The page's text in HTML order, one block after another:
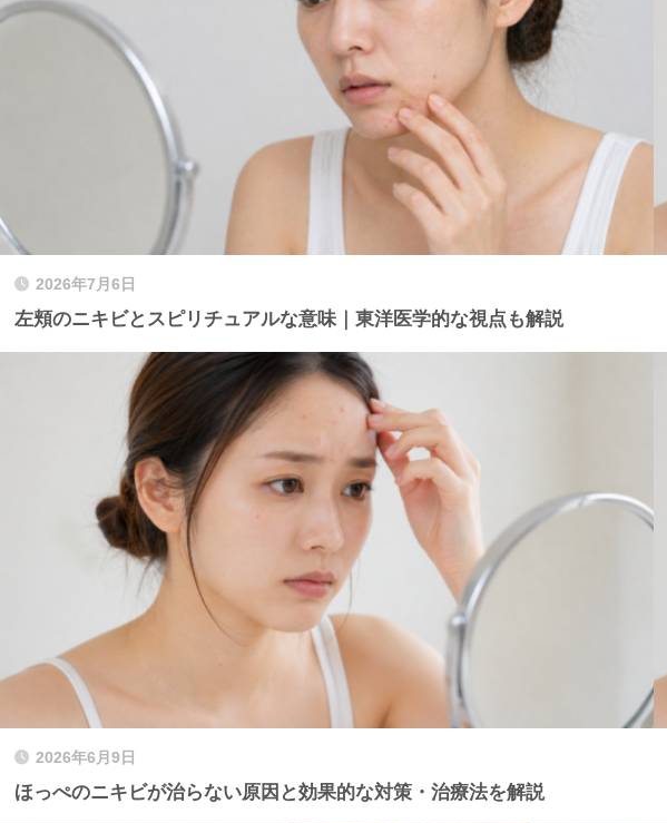
2026年7月6日
左頬のニキビとスピリチュアルな意味｜東洋医学的な視点も解説
2026年6月9日
ほっぺのニキビが治らない原因と効果的な対策・治療法を解説